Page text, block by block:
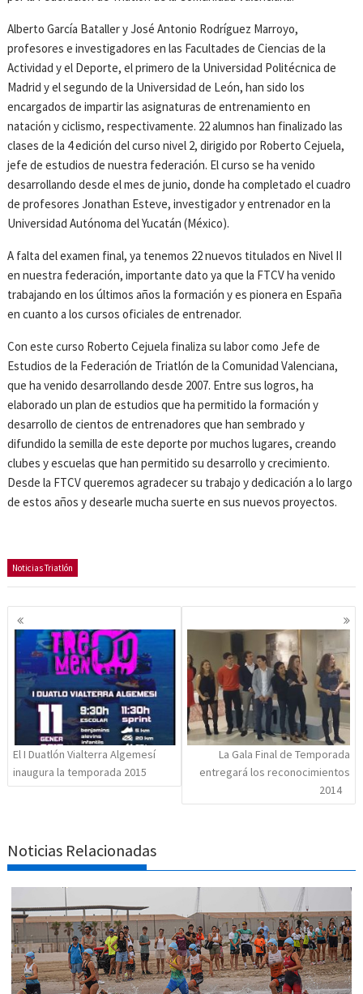
Alberto García Bataller y José Antonio Rodríguez Marroyo,
profesores e investigadores en las Facultades de Ciencias de la
Actividad y el Deporte, el primero de la Universidad Politécnica de
Madrid y el segundo de la Universidad de León, han sido los
encargados de impartir las asignaturas de entrenamiento en
natación y ciclismo, respectivamente. 22 alumnos han finalizado las
clases de la 4 edición del curso nivel 2, dirigido por Roberto Cejuela,
jefe de estudios de nuestra federación. El curso se ha venido
desarrollando desde el mes de junio, donde ha completado el cuadro
de profesores Jonathan Esteve, investigador y entrenador en la
Universidad Autónoma del Yucatán (México).
A falta del examen final, ya tenemos 22 nuevos titulados en Nivel II
en nuestra federación, importante dato ya que la FTCV ha venido
trabajando en los últimos años la formación y es pionera en España
en cuanto a los cursos oficiales de entrenador.
Con este curso Roberto Cejuela finaliza su labor como Jefe de
Estudios de la Federación de Triatlón de la Comunidad Valenciana,
que ha venido desarrollando desde 2007. Entre sus logros, ha
elaborado un plan de estudios que ha permitido la formación y
desarrollo de cientos de entrenadores que han sembrado y
difundido la semilla de este deporte por muchos lugares, creando
clubes y escuelas que han permitido su desarrollo y crecimiento.
Desde la FTCV queremos agradecer su trabajo y dedicación a lo largo
de estos años y desearle mucha suerte en sus nuevos proyectos.
Noticias Triatlón
Navegación
de
entradas
El I Duatlón Vialterra Algemesí
inaugura la temporada 2015
La Gala Final de Temporada
entregará los reconocimientos
2014
Noticias Relacionadas